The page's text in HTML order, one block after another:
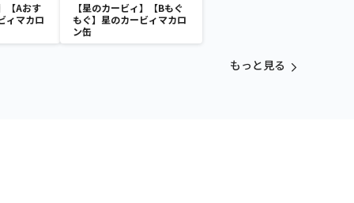
【Aおす
ィマカロ
【星のカービィ】【Bもぐ
もぐ】星のカービィマカロ
ン缶
もっと見る